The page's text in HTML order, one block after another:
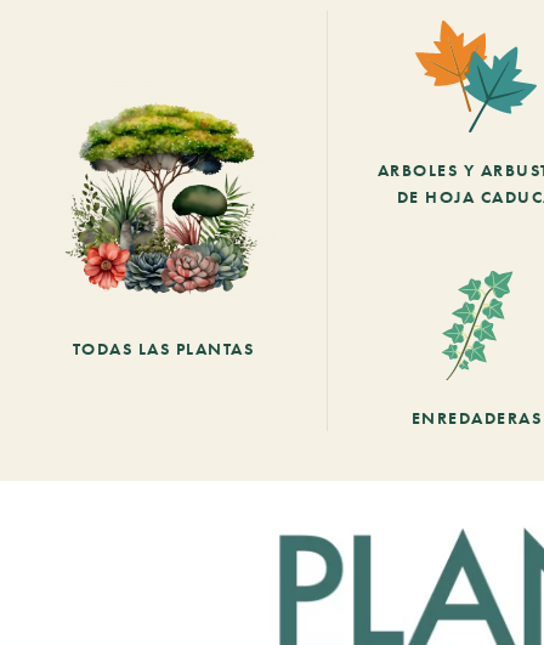
TODAS LAS PLANTAS
ARBOLES Y
DE HOJA
ENREDADERAS